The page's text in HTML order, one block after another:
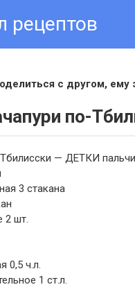
рецептов
с другом, ему
по-
— ДЕТКИ
3 стакана
2 шт.
0,5 ч.л.
1 ст.л.